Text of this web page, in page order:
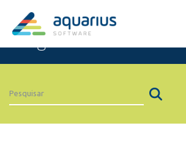
Artigos